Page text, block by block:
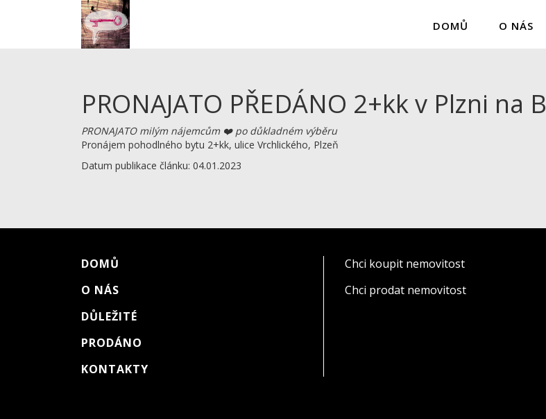
DOMŮ O NÁS
PRONAJATO PŘEDÁNO 2+kk v Plzni na
PRONAJATO milým nájemcům ❤️ po důkladném výběru
Pronájem pohodlného bytu 2+kk, ulice Vrchlického, Plzeň
Datum publikace článku: 04.01.2023
DOMŮ
O NÁS
DŮLEŽITÉ
PRODÁNO
KONTAKTY
Chci koupit nemovitost
Chci prodat nemovitost